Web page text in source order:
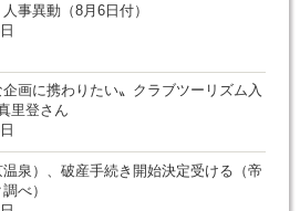
人事異動（8月6日付）
企画に携わりたい〟クラブツーリズム入
里登さん
泉）、破産手続き開始決定受ける（帝
べ）